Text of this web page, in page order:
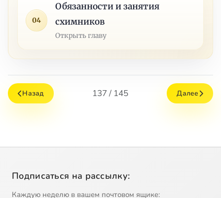
04
Обязанности и занятия
схимников
Открыть главу
Назад 137 / 145 Далее
Подписаться на рассылку:
Каждую неделю в вашем почтовом ящике: